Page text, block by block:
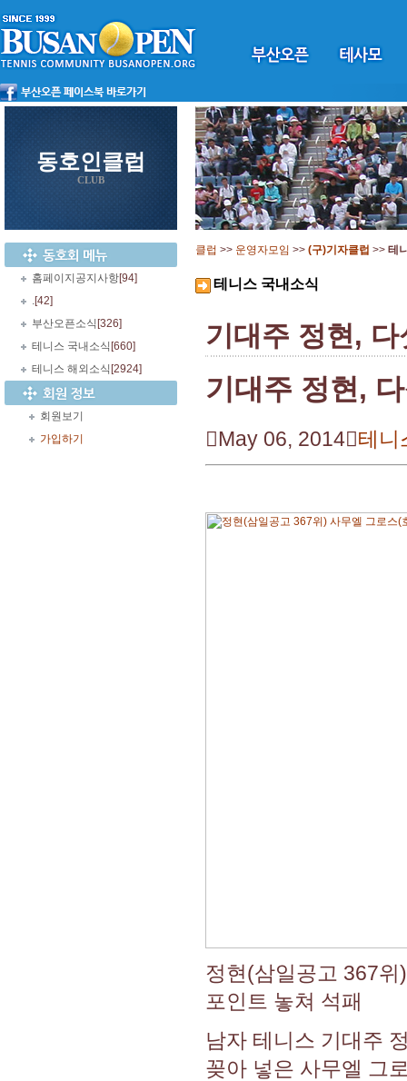
동호인클럽
CLUB
홈페이지공지사항[94]
.[42]
부산오픈소식 [326]
테니스 국내소식 [660]
테니스 해외소식 [2924]
회원보기
가입하기
클럽 >> 운영자모임 >> (구)기자클럽 >> 테
테니스 국내소식
기대주 정현,
기대주 정현,
May 06, 2014테니
정현(삼일공고 367
포인트 놓쳐 석패
남자 테니스 기대주
꽂아 넣은 사무엘 그